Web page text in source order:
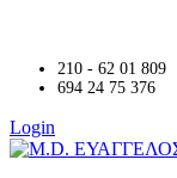
210 - 62 01 809
694 24 75 376
Login